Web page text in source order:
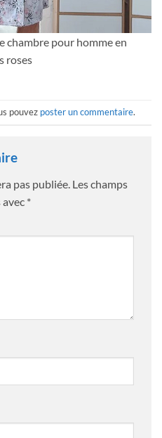
chambre pour homme en
roses
pouvez poster un commentaire.
pas publiée. Les champs
*